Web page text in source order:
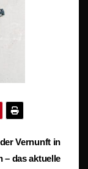
Vernunft in
– das aktuelle